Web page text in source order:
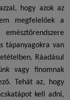
hogy azok az
megfelelőek a
tápanyagokra van
Ráadásul
vagy finomnak
Tehát az, hogy
kell adni,